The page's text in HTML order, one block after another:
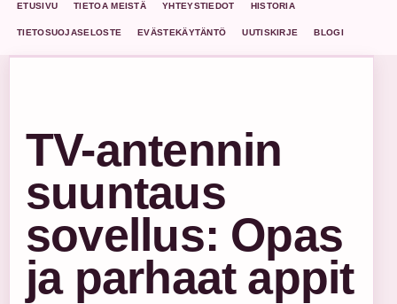
ETUSIVU TIETOA MEISTÄ YHTEYSTIEDOT HISTORIA
TIETOSUOJASELOSTE EVÄSTEKÄYTÄNTÖ UUTISKIRJE BLOGI
TV-antennin
suuntaus
sovellus: Opas
ja parhaat appit